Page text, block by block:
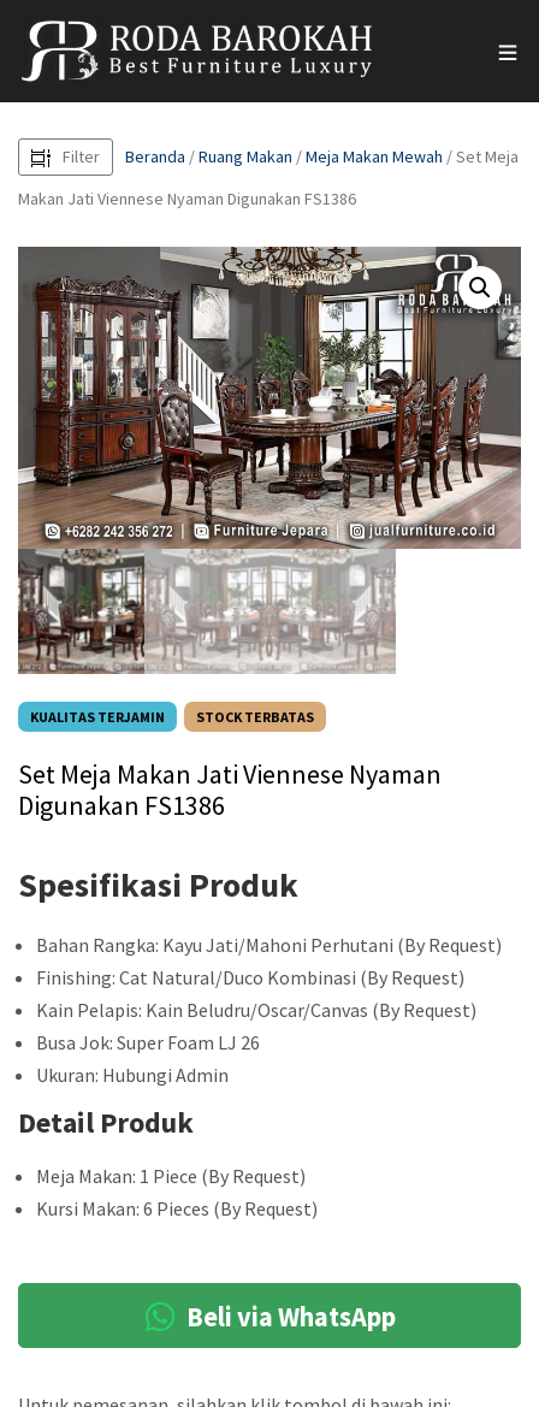
Filter Beranda /Ruang Makan /Meja Makan Mewah / Set Meja
Makan Jati Viennese Nyaman Digunakan FS1386
KUALITAS TERJAMIN STOCK TERBATAS
Set Meja Makan Jati Viennese Nyaman
Digunakan FS1386
Spesifikasi Produk
Bahan Rangka: Kayu Jati/Mahoni Perhutani (By Request)
Finishing: Cat Natural/Duco Kombinasi (By Request)
Kain Pelapis: Kain Beludru/Oscar/Canvas (By Request)
Busa Jok: Super Foam LJ 26
Ukuran: Hubungi Admin
Detail Produk
Meja Makan: 1 Piece (By Request)
Kursi Makan: 6 Pieces (By Request)
Beli via WhatsApp